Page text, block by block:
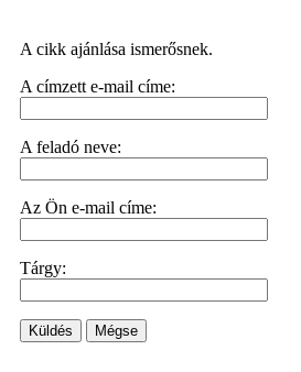
A cikk ajánlása ismerősnek.
A címzett e-mail címe:
A feladó neve:
Az Ön e-mail címe:
Tárgy:
Küldés Mégse